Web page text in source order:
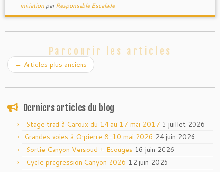
initiation parResponsable Escalade
Parcourir les articles
← Articles plus anciens
Derniers articles du blog
Stage trad à Caroux du 14 au 17 mai 2017 3 juillet 2026
Grandes voies à Orpierre 8-10 mai 2026 24 juin 2026
Sortie Canyon Versoud + Ecouges 16 juin 2026
Cycle progression Canyon 2026 12 juin 2026